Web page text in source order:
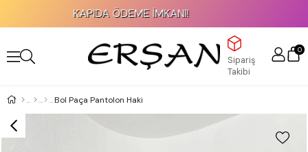
KAPIDA ÖDEME İMKANI!
Sipariş
Takibi
0
Bol Paça Pantolon Haki